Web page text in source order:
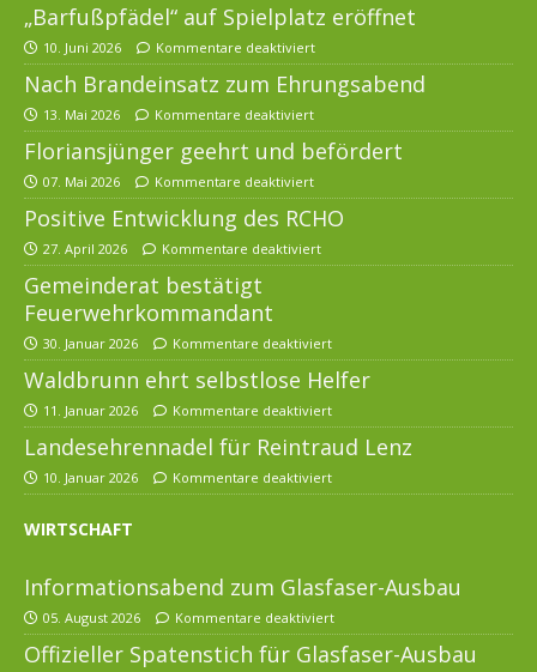
„Barfußpfädel“ auf Spielplatz eröffnet
10. Juni 2026 Kommentare deaktiviert
Nach Brandeinsatz zum Ehrungsabend
13. Mai 2026 Kommentare deaktiviert
Floriansjünger geehrt und befördert
07. Mai 2026 Kommentare deaktiviert
Positive Entwicklung des RCHO
27. April 2026 Kommentare deaktiviert
Gemeinderat bestätigt
Feuerwehrkommandant
30. Januar 2026 Kommentare deaktiviert
Waldbrunn ehrt selbstlose Helfer
11. Januar 2026 Kommentare deaktiviert
Landesehrennadel für Reintraud Lenz
10. Januar 2026 Kommentare deaktiviert
WIRTSCHAFT
Informationsabend zum Glasfaser-Ausbau
05. August 2026 Kommentare deaktiviert
Offizieller Spatenstich für Glasfaser-Ausbau